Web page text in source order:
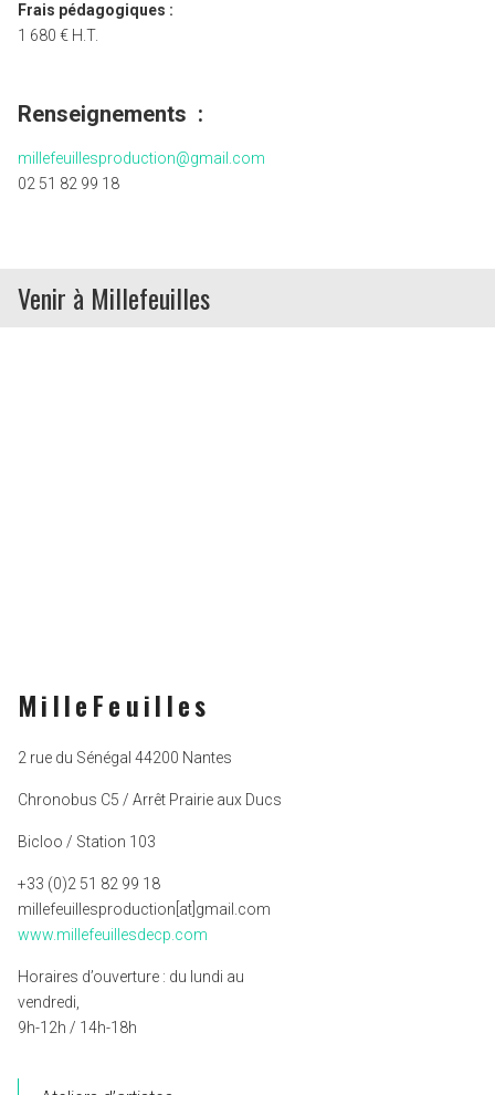
Frais pédagogiques :
1 680 € H.T.
Renseignements :
millefeuillesproduction@gmail.com
02 51 82 99 18
Venir à Millefeuilles
MilleFeuilles
2 rue du Sénégal 44200 Nantes
Chronobus C5 / Arrêt Prairie aux Ducs
Bicloo / Station 103
+33 (0)2 51 82 99 18
millefeuillesproduction[at]gmail.com
www.millefeuillesdecp.com
Horaires d’ouverture : du lundi au
vendredi,
9h-12h / 14h-18h